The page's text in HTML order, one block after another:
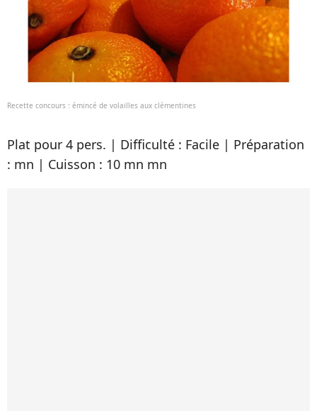
Recette concours : émincé de volailles aux clémentines
Plat pour 4 pers. | Difficulté : Facile | Préparation
: mn | Cuisson : 10 mn mn